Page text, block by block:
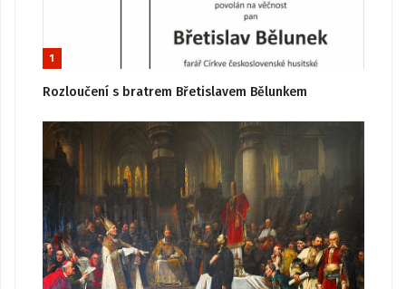
1
Rozloučení s bratrem Břetislavem Bělunkem